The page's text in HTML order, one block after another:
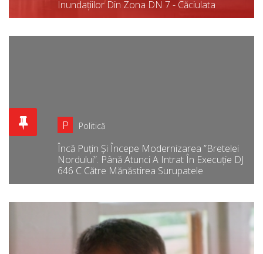
Inundațiilor Din Zona DN 7 - Căciulata
P Politică
Încă Puțin Și Începe Modernizarea ”bretelei
Nordului”. Până Atunci A Intrat În Execuție DJ
646 C Către Mănăstirea Surupatele